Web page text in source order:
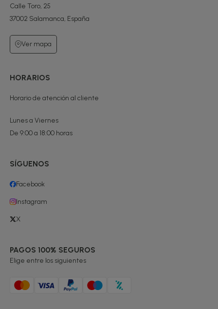
Calle Toro, 25
37002 Salamanca, España
Ver mapa
HORARIOS
Horario de atención al cliente
Lunes a Viernes
De 9:00 a 18:00 horas
SÍGUENOS
Facebook
Instagram
X
PAGOS 100% SEGUROS
Elige entre los siguientes